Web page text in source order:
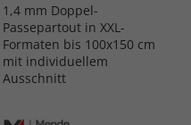
1,4 mm Doppel-
Passepartout in XXL-
Formaten bis 100x150 cm
mit individuellem
Ausschnitt